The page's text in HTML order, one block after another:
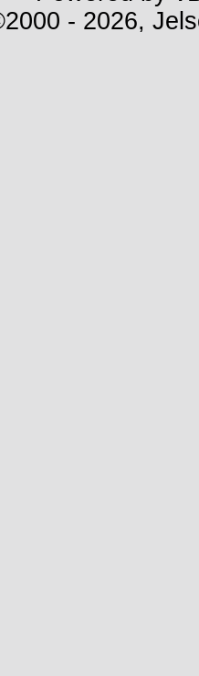
- 2026,